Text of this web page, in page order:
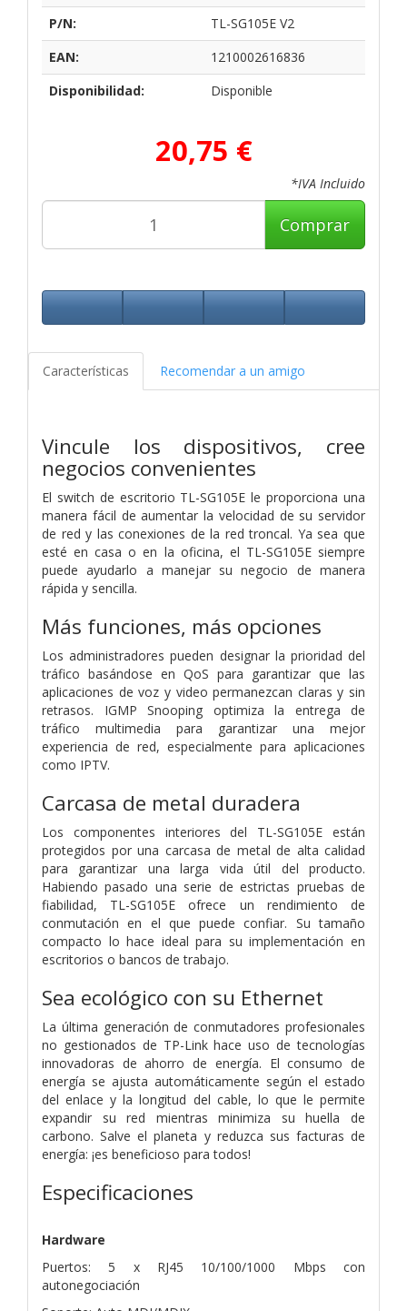
P/N:
TL-SG105E V2
EAN:
1210002616836
Disponibilidad:
Disponible
20,75 €
*IVA Incluido
Comprar
Características Recomendar a un amigo
Vincule los dispositivos, cree
negocios convenientes
El switch de escritorio TL-SG105E le proporciona una
manera fácil de aumentar la velocidad de su servidor
de red y las conexiones de la red troncal. Ya sea que
esté en casa o en la oficina, el TL-SG105E siempre
puede ayudarlo a manejar su negocio de manera
rápida y sencilla.
Más funciones, más opciones
Los administradores pueden designar la prioridad del
tráfico basándose en QoS para garantizar que las
aplicaciones de voz y video permanezcan claras y sin
retrasos. IGMP Snooping optimiza la entrega de
tráfico multimedia para garantizar una mejor
experiencia de red, especialmente para aplicaciones
como IPTV.
Carcasa de metal duradera
Los componentes interiores del TL-SG105E están
protegidos por una carcasa de metal de alta calidad
para garantizar una larga vida útil del producto.
Habiendo pasado una serie de estrictas pruebas de
fiabilidad, TL-SG105E ofrece un rendimiento de
conmutación en el que puede confiar. Su tamaño
compacto lo hace ideal para su implementación en
escritorios o bancos de trabajo.
Sea ecológico con su Ethernet
La última generación de conmutadores profesionales
no gestionados de TP-Link hace uso de tecnologías
innovadoras de ahorro de energía. El consumo de
energía se ajusta automáticamente según el estado
del enlace y la longitud del cable, lo que le permite
expandir su red mientras minimiza su huella de
carbono. Salve el planeta y reduzca sus facturas de
energía: ¡es beneficioso para todos!
Especificaciones
Hardware
Puertos: 5 x RJ45 10/100/1000 Mbps con
autonegociación